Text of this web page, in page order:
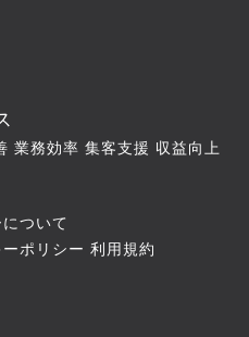
業務効率 集客支援 収益向上
ついて
ポリシー 利用規約